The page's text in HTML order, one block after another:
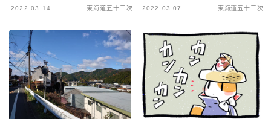
2022.03.14 東海道五十三次 2022.03.07 東海道五十三次